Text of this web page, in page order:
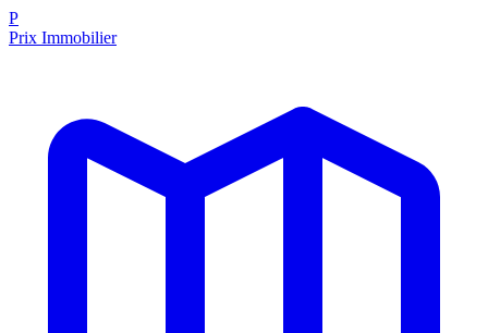
P
Prix Immobilier